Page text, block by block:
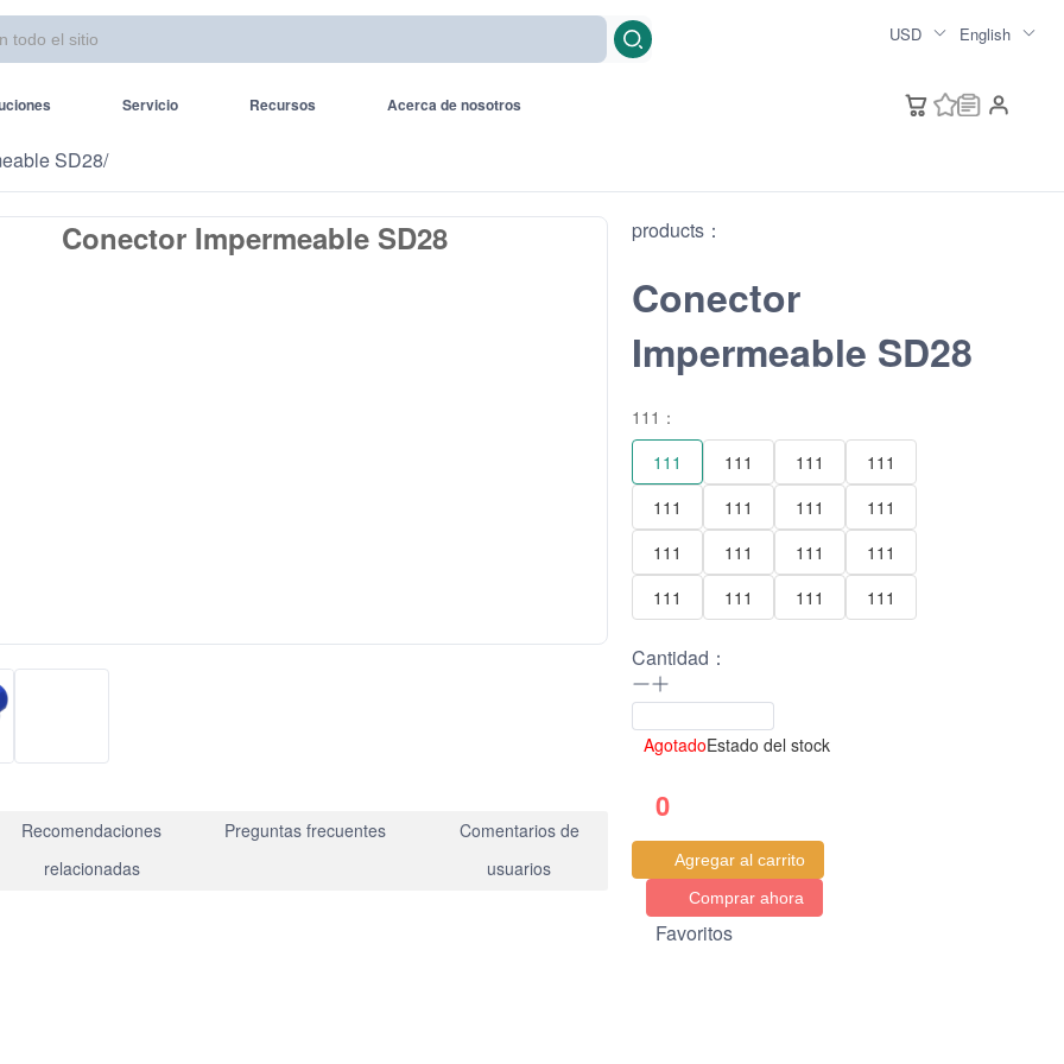
USD English
Servicio Recursos Acerca de nosotros
SD28/
Conector Impermeable SD28
Recomendaciones
relacionadas
Preguntas frecuentes
Comentarios de
usuarios
products：
Conector
Impermeable SD28
111：
111
111 111
111
111
111 111
111
111
111 111
111
111
111 111 111
Cantidad：
AgotadoEstado del stock
0
Agregar al carrito
Comprar ahora
Favoritos